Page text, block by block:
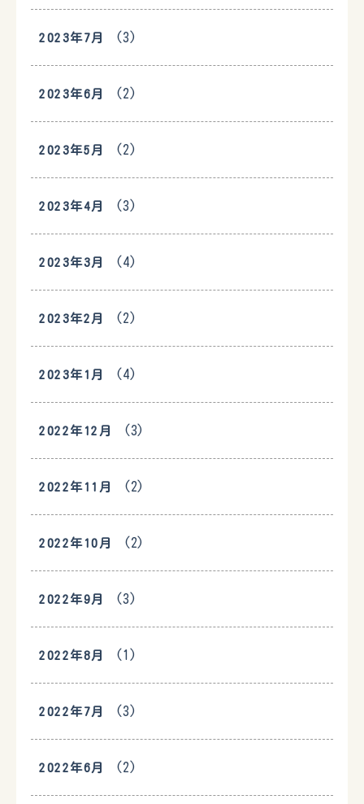
2023年7月 (3)
2023年6月 (2)
2023年5月 (2)
2023年4月 (3)
2023年3月 (4)
2023年2月 (2)
2023年1月 (4)
2022年12月 (3)
2022年11月 (2)
2022年10月 (2)
2022年9月 (3)
2022年8月 (1)
2022年7月 (3)
2022年6月 (2)